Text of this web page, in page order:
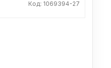
Код: 1069394-27